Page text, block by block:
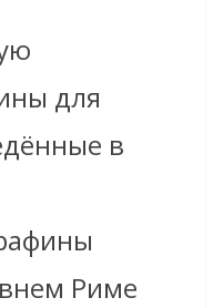
для
в
Риме